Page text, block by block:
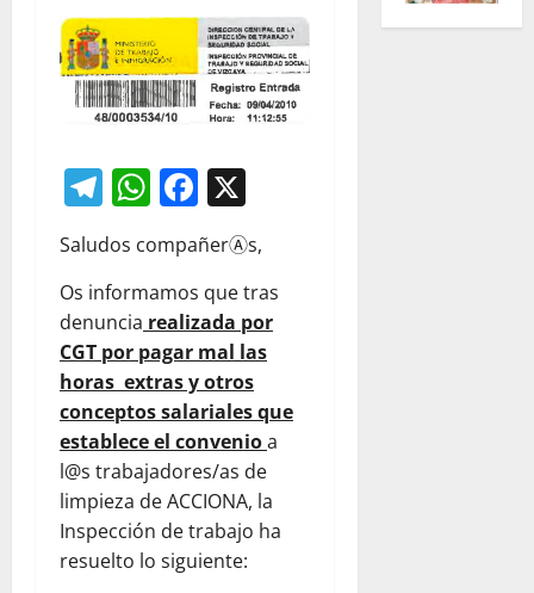
Telegram
WhatsApp
Facebook
Saludos compañerⒶs,
Os informamos que tras
denuncia realizada por
CGT por pagar mal las
horas extras y otros
conceptos salariales que
establece el convenioa
l@s trabajadores/as de
limpieza de ACCIONA, la
Inspección de trabajo ha
resuelto lo siguiente: